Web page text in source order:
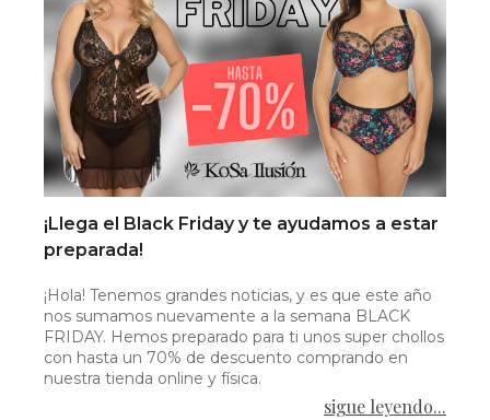
¡Llega el Black Friday y te ayudamos a estar
preparada!
¡Hola! Tenemos grandes noticias, y es que este año
nos sumamos nuevamente a la semana BLACK
FRIDAY. Hemos preparado para ti unos super chollos
con hasta un 70% de descuento comprando en
nuestra tienda online y física.
sigue leyendo...